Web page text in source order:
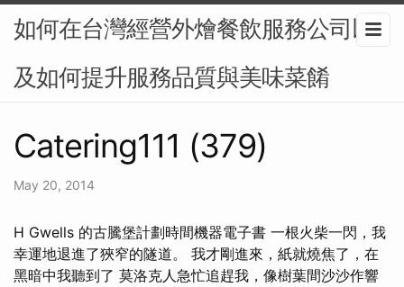
如何在台灣經營外燴餐飲服務公司以
及如何提升服務品質與美味菜餚
Catering111 (379)
May 20, 2014
H Gwells 的古騰堡計劃時間機器電子書 一根火柴一閃，我
幸運地退進了狹窄的隧道。 我才剛進來，紙就燒焦了，在
黑暗中我聽到了 莫洛克人急忙追趕我，像樹葉間沙沙作響